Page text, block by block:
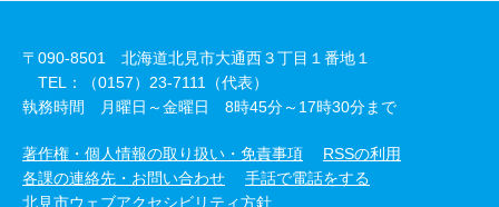
〒090-8501 北海道北見市大通西３丁目１番地１
TEL：（0157）23-7111（代表）
執務時間 月曜日～金曜日 8時45分～17時30分まで
著作権・個人情報の取り扱い・免責事項
RSSの利用
各課の連絡先・お問い合わせ
手話で電話をする
北見市ウェブアクセシビリティ方針